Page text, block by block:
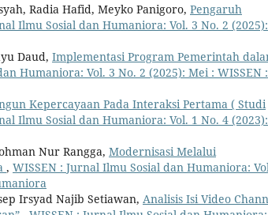
Radia Hafid, Meyko Panigoro, Pengaruh
Ilmu Sosial dan Humaniora: Vol. 3 No. 2 (2025):
Daud, Implementasi Program Pemerintah
Humaniora: Vol. 3 No. 2 (2025): Mei : WISSEN :
Kepercayaan Pada Interaksi Pertama ( Studi
Ilmu Sosial dan Humaniora: Vol. 1 No. 4 (2023):
Nur Rangga, Modernisasi Melalui
, WISSEN : Jurnal Ilmu Sosial dan Humaniora:
Irsyad Najib Setiawan, Analisis Isi Video